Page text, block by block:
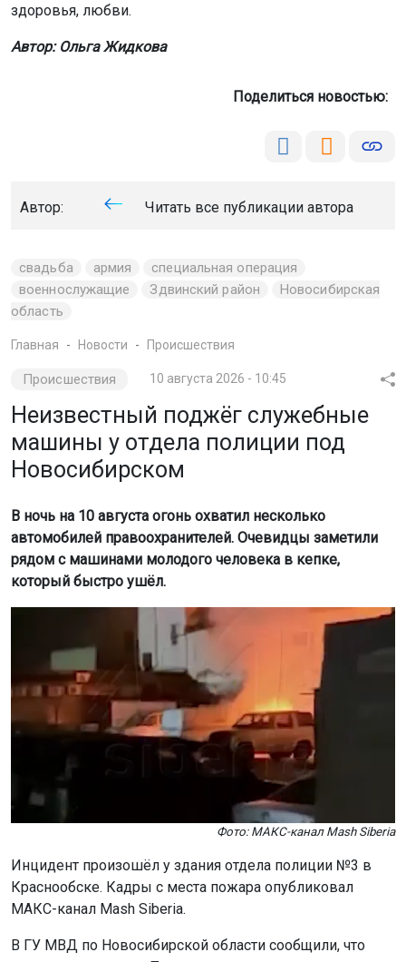
здоровья, любви.
Автор: Ольга Жидкова
Поделиться новостью:
Автор: Читать все публикации автора
свадьба армия
специальная операция
военнослужащие
Здвинский район
Новосибирская
область
Главная Новости Происшествия
Происшествия 10 августа 2026 - 10:45
Неизвестный поджёг служебные
машины у отдела полиции под
Новосибирском
В ночь на 10 августа огонь охватил несколько
автомобилей правоохранителей. Очевидцы заметили
рядом с машинами молодого человека в кепке,
который быстро ушёл.
Фото: МАКС-канал Mash Siberia
Инцидент произошёл у здания отдела полиции №3 в
Краснообске. Кадры с места пожара опубликовал
МАКС-канал Mash Siberia.
В ГУ МВД по Новосибирской области сообщили, что